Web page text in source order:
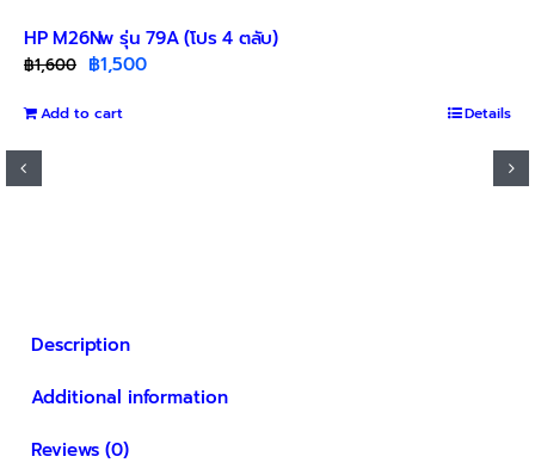
HP M26Nw รุ่น 79A (โปร 4 ตลับ)
฿1,600 Original
was:
฿1,500Current
Add to cart Details
Description
Additional information
Reviews (0)